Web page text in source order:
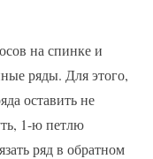
на спинке и
ряды. Для этого,
оставить не
1-ю петлю
ряд в обратном